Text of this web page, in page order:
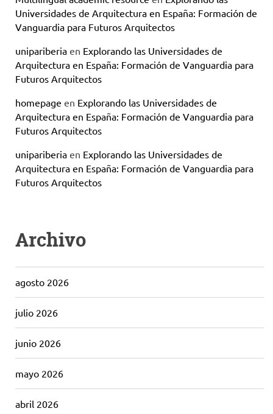
Universidades de Arquitectura en España: Formación de
Vanguardia para Futuros Arquitectos
unipariberia en Explorando las Universidades de
Arquitectura en España: Formación de Vanguardia para
Futuros Arquitectos
homepage en Explorando las Universidades de
Arquitectura en España: Formación de Vanguardia para
Futuros Arquitectos
unipariberia en Explorando las Universidades de
Arquitectura en España: Formación de Vanguardia para
Futuros Arquitectos
Archivo
agosto 2026
julio 2026
junio 2026
mayo 2026
abril 2026